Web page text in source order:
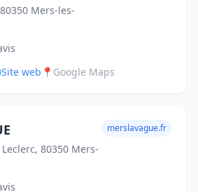
Mers-les-
Site web 📍 Google Maps
80350 Mers-
merslavague.fr